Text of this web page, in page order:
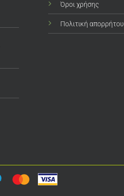
Όροι χρήσης
Πολιτική απορρήτου